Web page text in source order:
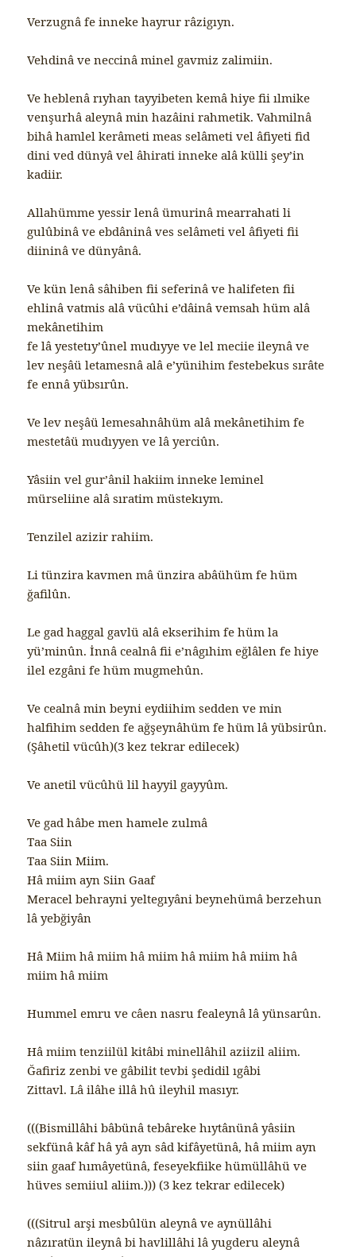
Verzugnâ fe inneke hayrur râzigıyn.
Vehdinâ ve neccinâ minel gavmiz zalimiin.
Ve heblenâ rıyhan tayyibeten kemâ hiye fii ılmike
venşurhâ aleynâ min hazâini rahmetik. Vahmilnâ
bihâ hamlel kerâmeti meas selâmeti vel âfiyeti fid
dini ved dünyâ vel âhirati inneke alâ külli şey’in
kadiir.
Allahümme yessir lenâ ümurinâ mearrahati li
gulûbinâ ve ebdâninâ ves selâmeti vel âfiyeti fii
diininâ ve dünyânâ.
Ve kün lenâ sâhiben fii seferinâ ve halifeten fii
ehlinâ vatmis alâ vücûhi e’dâinâ vemsah hüm alâ
mekânetihim
fe lâ yestetıy’ûnel mudıyye ve lel meciie ileynâ ve
lev neşâü letamesnâ alâ e’yünihim festebekus sırâte
fe ennâ yübsırûn.
Ve lev neşâü lemesahnâhüm alâ mekânetihim fe
mestetâü mudıyyen ve lâ yerciûn.
Yâsiin vel gur’ânil hakiim inneke leminel
mürseliine alâ sıratim müstekıym.
Tenzilel azizir rahiim.
Li tünzira kavmen mâ ünzira abâühüm fe hüm
ğafilûn.
Le gad haggal gavlü alâ ekserihim fe hüm la
yü’minûn. İnnâ cealnâ fii e’nâgıhim eğlâlen fe hiye
ilel ezgâni fe hüm mugmehûn.
Ve cealnâ min beyni eydiihim sedden ve min
halfihim sedden fe ağşeynâhüm fe hüm lâ yübsirûn.
(Şâhetil vücûh)(3 kez tekrar edilecek)
Ve anetil vücûhü lil hayyil gayyûm.
Ve gad hâbe men hamele zulmâ
Taa Siin
Taa Siin Miim.
Hâ miim ayn Siin Gaaf
Meracel behrayni yeltegıyâni beynehümâ berzehun
lâ yebğiyân
Hâ Miim hâ miim hâ miim hâ miim hâ miim hâ
miim hâ miim
Hummel emru ve câen nasru fealeynâ lâ yünsarûn.
Hâ miim tenziilül kitâbi minellâhil aziizil aliim.
Ğafiriz zenbi ve gâbilit tevbi şedidil ıgâbi
Zittavl. Lâ ilâhe illâ hû ileyhil masıyr.
(((Bismillâhi bâbünâ tebâreke hıytânünâ yâsiin
sekfünâ kâf hâ yâ ayn sâd kifâyetünâ, hâ miim ayn
siin gaaf hımâyetünâ, feseyekfiike hümüllâhü ve
hüves semiiul aliim.))) (3 kez tekrar edilecek)
(((Sitrul arşi mesbûlün aleynâ ve aynüllâhi
nâzıratün ileynâ bi havlillâhi lâ yugderu aleynâ